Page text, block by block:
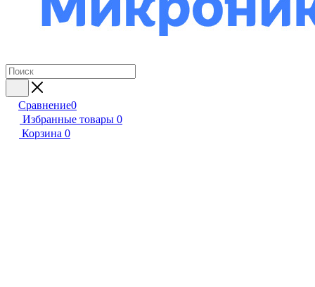
Сравнение0
Избранные товары 0
Корзина 0